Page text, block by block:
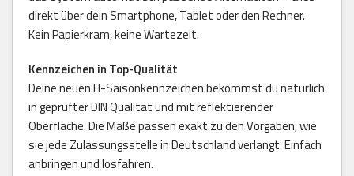
direkt über dein Smartphone, Tablet oder den Rechner.
Kein Papierkram, keine Wartezeit.
Kennzeichen in Top-Qualität
Deine neuen H-Saisonkennzeichen bekommst du natürlich
in geprüfter DIN Qualität und mit reflektierender
Oberfläche. Die Maße passen exakt zu den Vorgaben, wie
sie jede Zulassungsstelle in Deutschland verlangt. Einfach
anbringen und losfahren.